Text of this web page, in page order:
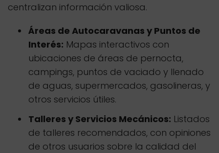
centralizan información valiosa.
Áreas de Autocaravanas y Puntos de
Interés: Mapas interactivos con
ubicaciones de áreas de pernocta,
campings, puntos de vaciado y llenado
de aguas, supermercados, gasolineras, y
otros servicios útiles.
Talleres y Servicios Mecánicos: Listados
de talleres recomendados, con opiniones
de otros usuarios sobre la calidad del